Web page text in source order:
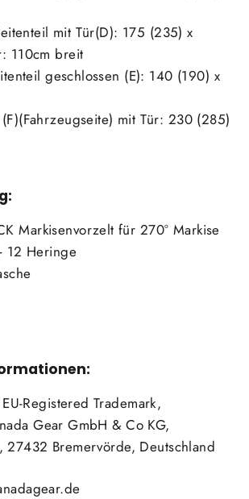
mit Tür(D): 175 (235) x
110cm breit
geschlossen (E): 140 (190) x
mit Tür: 230 (285)
Markisenvorzelt für 270° Markise
12 Heringe
Registered Trademark,
Gear GmbH & Co KG,
Bremervörde, Deutschland